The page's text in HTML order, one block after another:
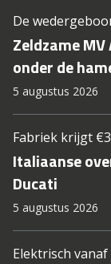
De
Zeldzame
onder de
5 augustus 2026
Fabriek krijgt
Italiaanse
Ducati
5 augustus 2026
Elektrisch